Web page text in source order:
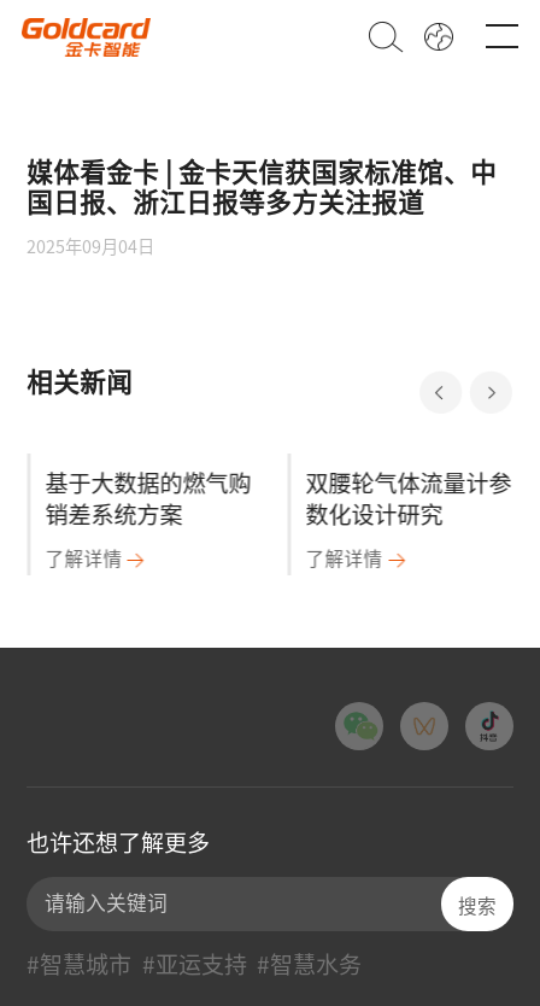
媒体看金卡 | 金卡天信获国家标准馆、中
国日报、浙江日报等多方关注报道
2025年09月04日
相关新闻
基于大数据的燃气购
销差系统方案
了解详情
双腰轮气体流量计参
数化设计研究
了解详情
也许还想了解更多
#智慧城市 #亚运支持 #智慧水务